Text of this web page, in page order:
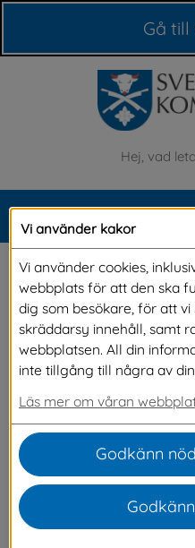
Gå till
Sök
Forum
Här kan du läsa och
har lämnat in. I
kommentera och följa
olika förslag.
Alla förslag visas i tre
30 underskrifter tar vi upp
Vi använder kakor
Vi använder cookies,
webbplats för att den ska
dig som besökare, för att
skräddarsy innehåll, samt
webbplatsen. All din
inte tillgång till några av
Läs mer om våran
Godkänn